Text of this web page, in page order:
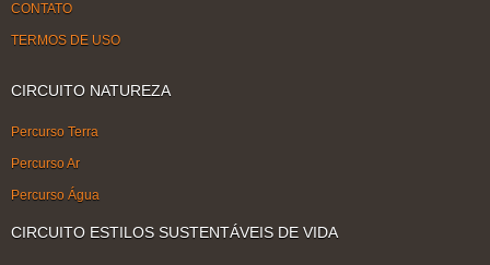
CONTATO
TERMOS DE USO
CIRCUITO NATUREZA
Percurso Terra
Percurso Ar
Percurso Água
CIRCUITO ESTILOS SUSTENTÁVEIS DE VIDA